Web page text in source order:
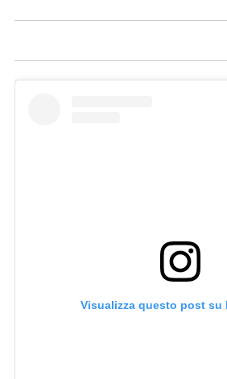
Visualizza questo post su